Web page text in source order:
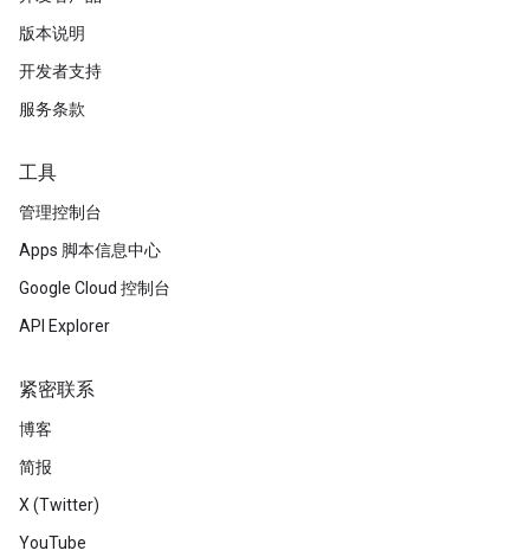
版本说明
开发者支持
服务条款
工具
管理控制台
Apps 脚本信息中心
Google Cloud 控制台
API Explorer
紧密联系
博客
简报
X (Twitter)
YouTube